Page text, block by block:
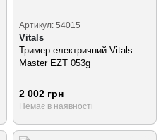
Артикул: 54015
Vitals
Тример електричний Vitals
Master EZT 053g
2 002 грн
Немає в наявності